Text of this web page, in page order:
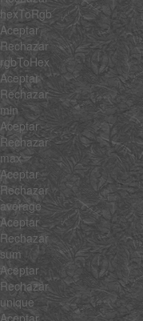
hexToRgb
Aceptar
Rechazar
rgbToHex
Aceptar
Rechazar
min
Aceptar
Rechazar
max
Aceptar
Rechazar
average
Aceptar
Rechazar
sum
Aceptar
Rechazar
unique